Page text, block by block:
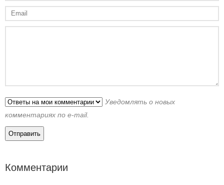
Уведомлять о новых
комментариях по e-mail.
Комментарии